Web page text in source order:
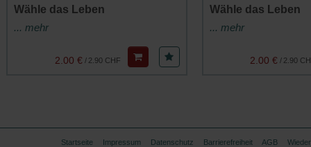
Wähle das Leben
... mehr
2.90 CHF
/
2.00 €
Wähle das Leben
... mehr
2.90
/
2.00 €
Startseite Impressum Datenschutz Barrierefreiheit AGB